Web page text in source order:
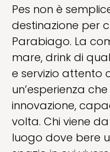
Pes non è
destinazione per
Parabiago. La
mare, drink di
e servizio attento
un’esperienza
innovazione,
volta. Chi viene
luogo dove bere